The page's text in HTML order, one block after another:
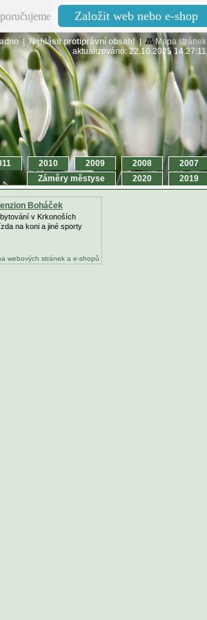
Založit web nebo e-shop
|Nahlásit protiprávní obsah!|
Mapa stránek
aktualizováno: 22.10.2025 14:27:11
2007
2008
2009
2010
2019
2020
Záměry městyse
Boháček
v Krkonoších
na koni a jiné sporty
webových stránek a e-shopů